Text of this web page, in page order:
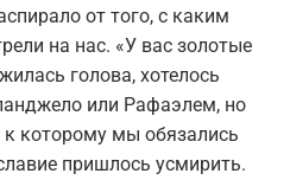
от того, с каким
на нас. «У вас золотые
голова, хотелось
или Рафаэлем, но
которому мы обязались
пришлось усмирить.